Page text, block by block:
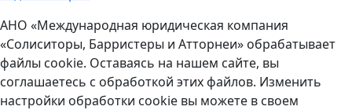
АНО «Международная юридическая компания
«Солиситоры, Барристеры и Атторнеи» обрабатывает
файлы cookie. Оставаясь на нашем сайте, вы
соглашаетесь с обработкой этих файлов. Изменить
настройки обработки cookie вы можете в своем